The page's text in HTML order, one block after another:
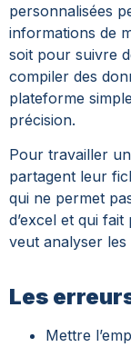
personnalisées
informations de
soit pour suivre
compiler des
plateforme
précision.
Pour travailler
partagent leur
qui ne permet
d’excel et qui
veut analyser les
Les
Mettre